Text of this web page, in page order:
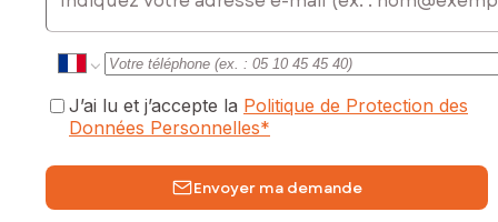
J’ai lu et j’accepte la Politique de Protection des
Données Personnelles*
Envoyer ma demande